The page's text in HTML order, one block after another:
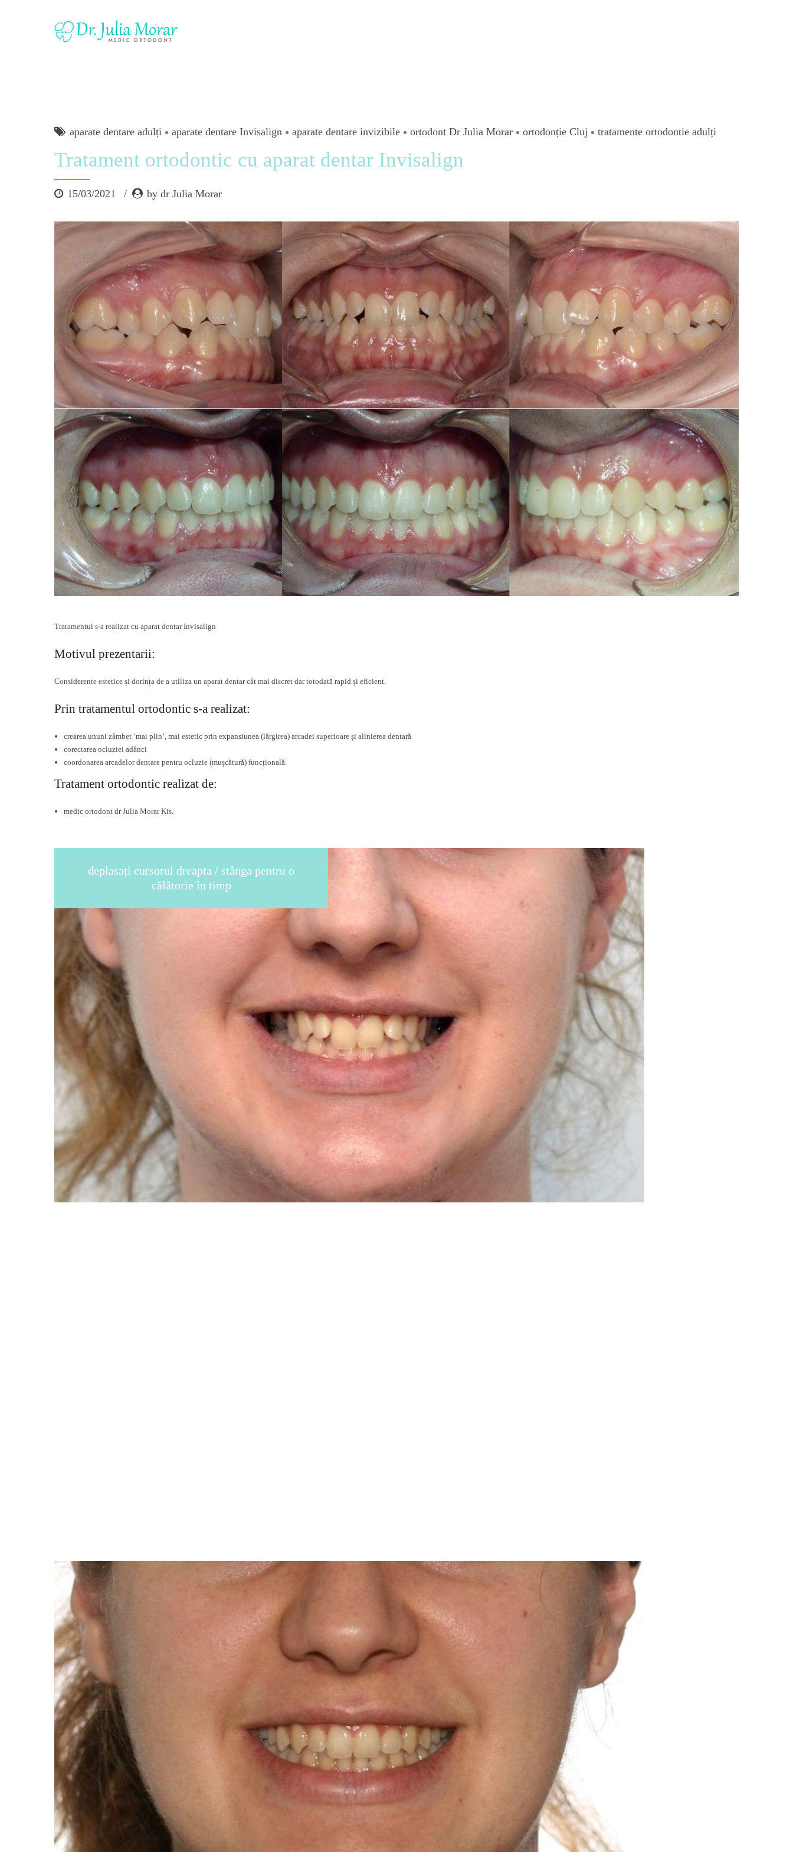
aparate dentare adulți aparate dentare Invisalign aparate dentare invizibile ortodont Dr Julia Morar ortodonție Cluj tratamente ortodontie adulți
Tratament ortodontic cu aparat dentar Invisalign
15/03/2021 by dr Julia Morar
Tratamentul s-a realizat cu aparat dentar Invisalign
Motivul prezentarii:
Considerente estetice și dorința de a utiliza un aparat dentar cât mai discret dar totodată rapid și eficient.
Prin tratamentul ortodontic s-a realizat:
crearea ununi zâmbet ‘mai plin’, mai estetic prin expansiunea (lărgirea) arcadei superioare și alinierea dentară
corectarea ocluziei adânci
coordonarea arcadelor dentare pentru ocluzie (mușcătură) funcțională.
Tratament ortodontic realizat de:
medic ortodont dr Julia Morar Kis.
deplasați cursorul dreapta / stânga pentru o
călătorie în timp